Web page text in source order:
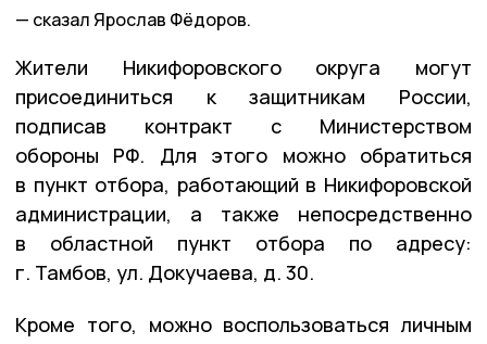
сказал Ярослав Фёдоров.
Жители Никифоровского округа могут
присоединиться к защитникам России,
подписав контракт с Министерством
обороны РФ. Для этого можно обратиться
в пункт отбора, работающий в Никифоровской
администрации, а также непосредственно
в областной пункт отбора по адресу:
г. Тамбов, ул. Докучаева, д. 30.
Кроме того, можно воспользоваться личным